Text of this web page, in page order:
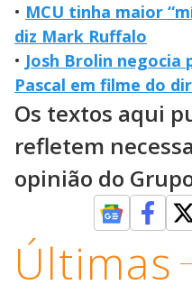
• MCU tinha maior
diz Mark Ruffalo
• Josh Brolin
Pascal em filme do
Os textos aqui
refletem
opinião do
Últimas